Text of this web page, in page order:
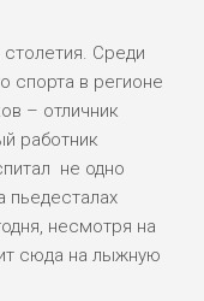
фактах коррупции
противодействием
Среди
спорта в регионе
– отличник
работник
не одно
пьедесталах
несмотря на
сюда на лыжную